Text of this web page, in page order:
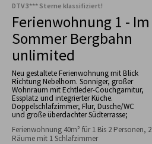
DTV 3*** Sterne klassifiziert!
Ferienwohnung 1 - Im
Sommer Bergbahn
unlimited
Neu gestaltete Ferienwohnung mit Blick
Richtung Nebelhorn. Sonniger, großer
Wohnraum mit Echtleder-Couchgarnitur,
Essplatz und integrierter Küche.
Doppelschlafzimmer, Flur, Dusche/WC
und große überdachter Südterrasse;
Ferienwohnung 40m² für 1 Bis 2 Personen, 2
Räume mit 1 Schlafzimmer